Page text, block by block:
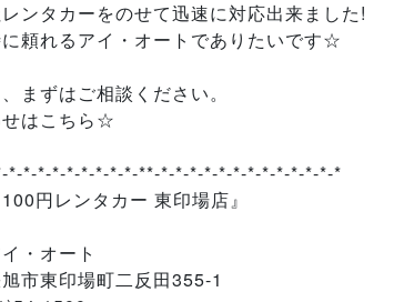
ンタカーをのせて迅速に対応出来ました!
頼れるアイ・オートでありたいです☆
まずはご相談ください。
はこちら☆
*-*-*-*-*-*-*-*-*-**-*-*-*-*-*-*-*-*-*-*-*-*-*
円レンタカー 東印場店』
・オート
市東印場町二反田355-1